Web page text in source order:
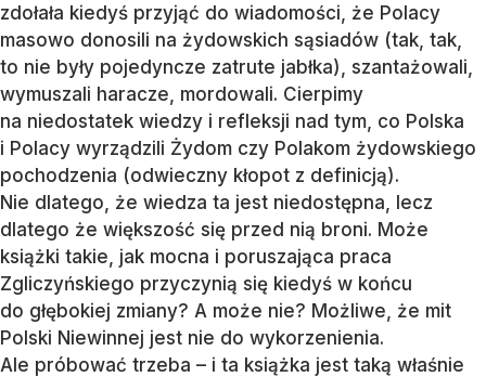
zdołała kiedyś przyjąć do wiadomości, że Polacy
masowo donosili na żydowskich sąsiadów (tak, tak,
to nie były pojedyncze zatrute jabłka), szantażowali,
wymuszali haracze, mordowali. Cierpimy
na niedostatek wiedzy i refleksji nad tym, co Polska
i Polacy wyrządzili Żydom czy Polakom żydowskiego
pochodzenia (odwieczny kłopot z definicją).
Nie dlatego, że wiedza ta jest niedostępna, lecz
dlatego że większość się przed nią broni. Może
książki takie, jak mocna i poruszająca praca
Zgliczyńskiego przyczynią się kiedyś w końcu
do głębokiej zmiany? A może nie? Możliwe, że mit
Polski Niewinnej jest nie do wykorzenienia.
Ale próbować trzeba – i ta książka jest taką właśnie